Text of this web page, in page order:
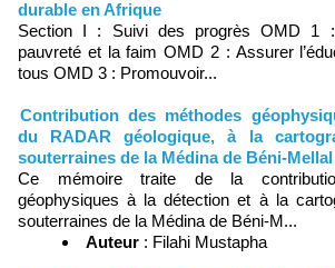
durable en Afrique
Section I : Suivi des progrès OMD 1 :
pauvreté et la faim OMD 2 : Assurer
tous OMD 3 : Promouvoir...
Contribution des méthodes
du RADAR géologique, à la
souterraines de la Médina de Béni-
Ce mémoire traite de la
géophysiques à la détection et à la
souterraines de la Médina de Béni-M...
Auteur : Filahi Mustapha